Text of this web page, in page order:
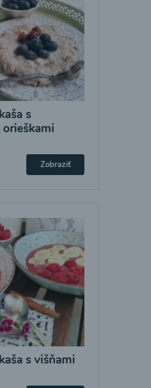
s
Zobraziť
s višňami